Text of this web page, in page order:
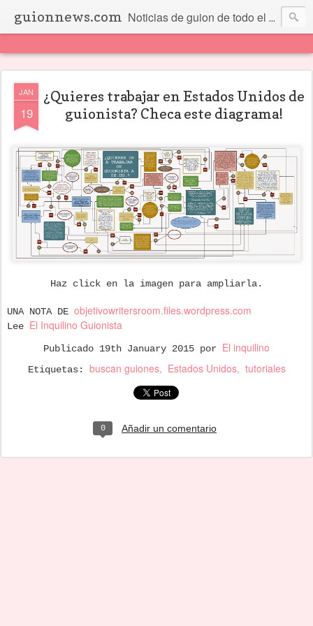
guionnews.com Noticias de guion de todo el mundo... Y más.
JAN
19
¿Quieres trabajar en Estados Unidos de
guionista? Checa este diagrama!
Haz click en la imagen para ampliarla.
UNA NOTA DE objetivowritersroom.files.wordpress.com
Lee El Inquilino Guionista
Publicado 19th January 2015 por El inquilino
Etiquetas: buscan guiones Estados Unidos tutoriales
0 Añadir un comentario